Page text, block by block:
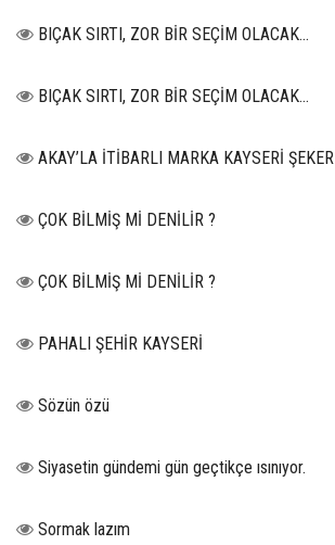
BIÇAK SIRTI, ZOR BİR SEÇİM OLACAK…
BIÇAK SIRTI, ZOR BİR SEÇİM OLACAK…
AKAY’LA İTİBARLI MARKA KAYSERİ ŞEKER
ÇOK BİLMİŞ Mİ DENİLİR ?
ÇOK BİLMİŞ Mİ DENİLİR ?
PAHALI ŞEHİR KAYSERİ
Sözün özü
Siyasetin gündemi gün geçtikçe ısınıyor.
Sormak lazım